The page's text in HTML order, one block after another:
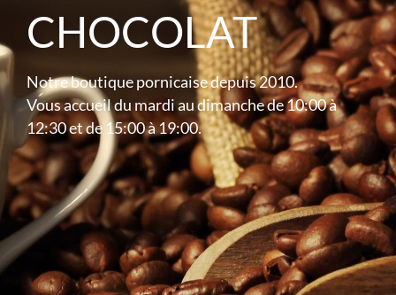
CHOCOLAT
Notre boutique pornicaise depuis 2010.
Vous accueil du mardi au dimanche de 10:00 à
12:30 et de 15:00 à 19:00.